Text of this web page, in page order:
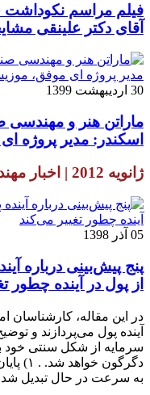
فیلم مراسم نکوداشت
آقای دکتر علینقی مشایخی – ۸
30 اردیبهشت 1399
ماراتن هنر و مهندسی
اسکندر: مدیر پروژه
ژانویه 2012 | اخبار مهندسی صنایع ایران
05 آذر 1398
پنج پیش‌بینی درباره
از پول در آینده چطور
در این مقاله، کارشناسان
آینده پول می‌پردازند و
سرمایه از شکل سنتی خود
دگرگون
به سرعت در حال تبدیل